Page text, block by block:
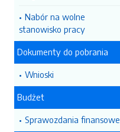
Nabór na wolne
stanowisko pracy
Dokumenty do pobrania
Wnioski
Budżet
Sprawozdania finansowe